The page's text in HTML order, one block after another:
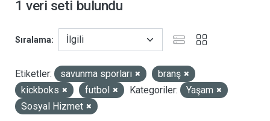
ETIKETLER
LISANSLAR
1 veri seti bulundu
Sıralama
Etiketler: savunma sporları
branş
kickboks
futbol Kategoriler:
Yaşam
Sosyal Hizmet